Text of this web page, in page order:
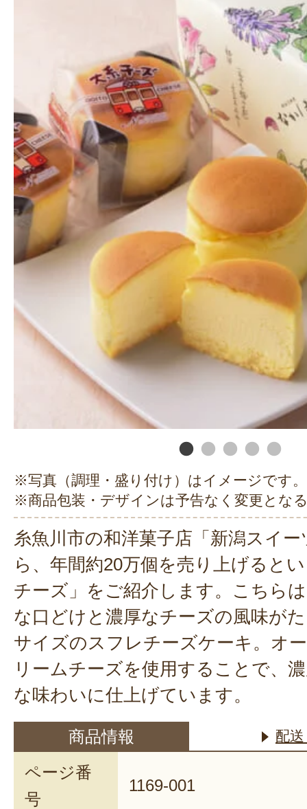
※写真（調理・盛り付け）はイメージです。
※商品包装・デザインは予告なく変更とな
糸魚川市の和洋菓子店「新潟スイ
ら、年間約20万個を売り上げると
チーズ」をご紹介します。こちら
な口どけと濃厚なチーズの風味が
サイズのスフレチーズケーキ。オ
リームチーズを使用することで、
な味わいに仕上げています。
商品情報 配
ページ番
号
1169-001